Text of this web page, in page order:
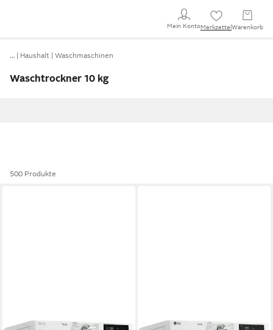
Mein KontoMerkzettel Warenkorb
… Haushalt Waschmaschinen
Waschtrockner 10 kg
500 Produkte